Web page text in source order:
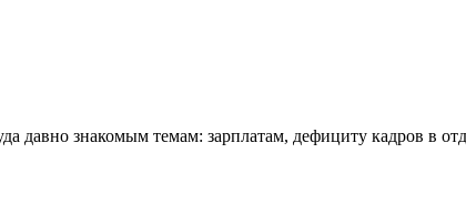
знакомым темам: зарплатам, дефициту кадров в